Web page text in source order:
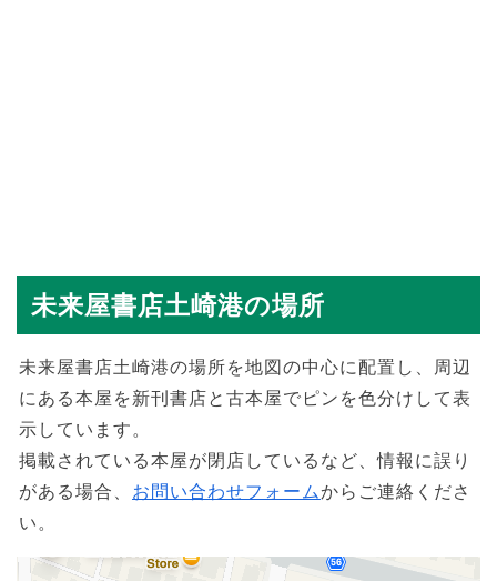
未来屋書店土崎港の場所
未来屋書店土崎港の場所を地図の中心に配置し、周辺
にある本屋を新刊書店と古本屋でピンを色分けして表
示しています。
掲載されている本屋が閉店しているなど、情報に誤り
がある場合、 お問い合わせフォームからご連絡くださ
い。